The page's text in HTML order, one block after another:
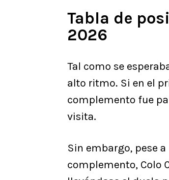
Tabla de
2026
Tal como se
alto ritmo. Si en el
complemento fue
visita.
Sin embargo, pese
complemento, Colo